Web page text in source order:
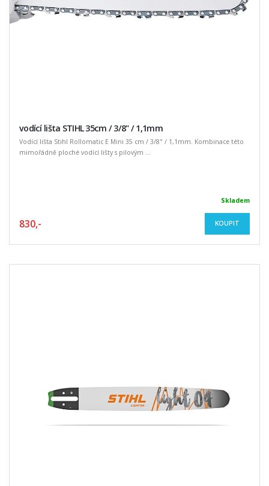
vodící lišta STIHL 35cm / 3/8" / 1,1mm
Vodící lišta Stihl Rollomatic E Mini 35 cm / 3/8" / 1,1mm. Kombinace této
mimořádně ploché vodící lišty s pilovým ...
Skladem
830,- KOUPIT